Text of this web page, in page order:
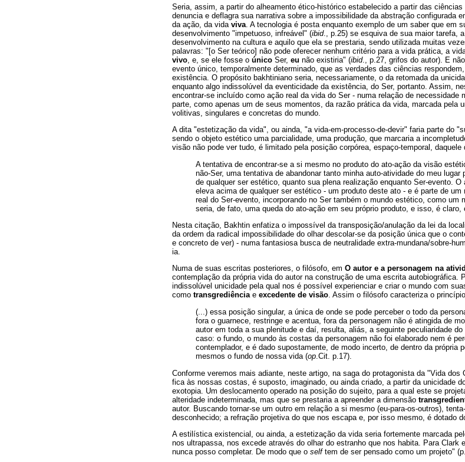
Seria, assim, a partir do alheamento ético-histórico estabelecido a partir das
denuncia e deflagra sua narrativa sobre a impossibilidade da abstração configurada
da ação, da vida viva . A tecnologia é posta enquanto exemplo de um saber que em
desenvolvimento "impetuoso, infreável" (ibid., p.25) se esquiva de sua maior tarefa,
desenvolvimento na cultura e aquilo que ela se prestaria, sendo utilizada muitas
palavras: "[o Ser teórico] não pode oferecer nenhum critério para a vida prática, a
vivo , e, se ele fosse o único Ser, eu não existiria" (ibid., p.27, grifos do autor). E
evento único, temporalmente determinado, que as verdades das ciências
existência. O propósito bakhtiniano seria, necessariamente, o da retomada da
enquanto algo indissolúvel da eventicidade da existência, do Ser, portanto. Assim,
encontrar-se incluído como ação real da vida do Ser - numa relação de necessidade
parte, como apenas um de seus momentos, da razão prática da vida, marcada pela
volitivas, singulares e concretas do mundo.
A dita "estetização da vida", ou ainda, "a vida-em-processo-de-devir" faria parte do
sendo o objeto estético uma parcialidade, uma produção, que marcaria a
visão não pode ver tudo, é limitado pela posição corpórea, espaço-temporal,
A tentativa de encontrar-se a si mesmo no produto do ato-ação da visão
não-Ser, uma tentativa de abandonar tanto minha auto-atividade do meu
de qualquer ser estético, quanto sua plena realização enquanto Ser-evento.
eleva acima de qualquer ser estético - um produto deste ato - e é parte de um
real do Ser-evento, incorporando no Ser também o mundo estético, como um
seria, de fato, uma queda do ato-ação em seu próprio produto, e isso, é
Nesta citação, Bakhtin enfatiza o impossível da transposição/anulação da lei da
da ordem da radical impossibilidade do olhar descolar-se da posição única que o
e concreto de ver) - numa fantasiosa busca de neutralidade extra-mundana/sobre-
ia.
Numa de suas escritas posteriores, o filósofo, em O autor e a personagem na
contemplação da própria vida do autor na construção de uma escrita autobiográfica.
indissolúvel unicidade pela qual nos é possível experienciar e criar o mundo com
como transgrediênciae excedente de visão. Assim o filósofo caracteriza o
(...) essa posição singular, a única de onde se pode perceber o todo da
fora o guarnece, restringe e acentua, fora da personagem não é atingida de
autor em toda a sua plenitude e daí, resulta, aliás, a seguinte peculiaridade
caso: o fundo, o mundo às costas da personagem não foi elaborado nem é
contemplador, e é dado supostamente, de modo incerto, de dentro da própria
mesmos o fundo de nossa vida (op .Cit. p.17).
Conforme veremos mais adiante, neste artigo, na saga do protagonista da "Vida
fica às nossas costas, é suposto, imaginado, ou ainda criado, a partir da unicidade
exotopia. Um deslocamento operado na posição do sujeito, para a qual este se
alteridade indeterminada, mas que se prestaria a apreender a dimensão
autor. Buscando tornar-se um outro em relação a si mesmo (eu-para-os-outros),
desconhecido; a refração projetiva do que nos escapa e, por isso mesmo, é dotado
A estilística existencial, ou ainda, a estetização da vida seria fortemente marcada
nos ultrapassa, nos excede através do olhar do estranho que nos habita. Para Clark
nunca posso completar. De modo que o selftem de ser pensado como um projeto"